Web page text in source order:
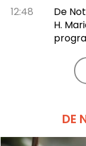
12:48
De
H.
DE